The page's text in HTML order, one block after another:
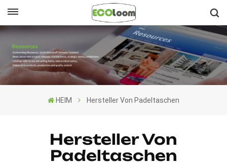
English
Français
HEIM Hersteller Von Padeltaschen
Hersteller Von
Padeltaschen